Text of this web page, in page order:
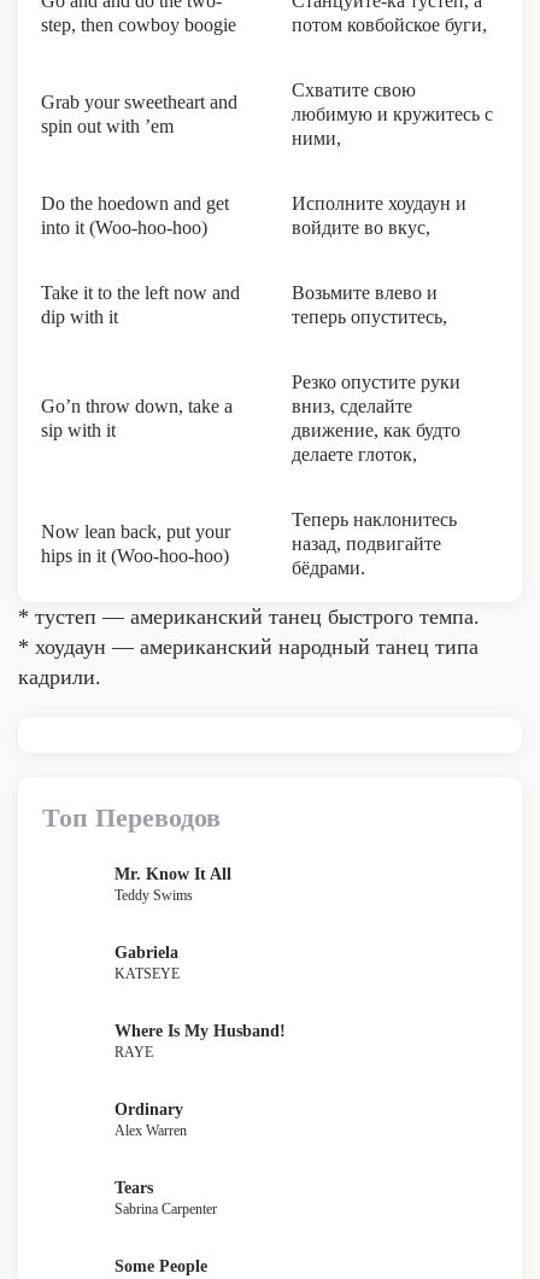
step, then cowboy boogie
потом ковбойское буги,
Grab your sweetheart and
spin out with ’em
Схватите свою
любимую и кружитесь с
ними,
Do the hoedown and get
into it (Woo-hoo-hoo)
Исполните хоудаун и
войдите во вкус,
Take it to the left now and
dip with it
Возьмите влево и
теперь опуститесь,
Go’n throw down, take a
sip with it
Резко опустите руки
вниз, сделайте
движение, как будто
делаете глоток,
Now lean back, put your
hips in it (Woo-hoo-hoo)
Теперь наклонитесь
назад, подвигайте
бёдрами.
* тустеп — американский танец быстрого темпа.
* хоудаун — американский народный танец типа
кадрили.
Топ Переводов
Mr. Know It All
Teddy Swims
Gabriela
KATSEYE
Where Is My Husband!
RAYE
Ordinary
Alex Warren
Tears
Sabrina Carpenter
Some People